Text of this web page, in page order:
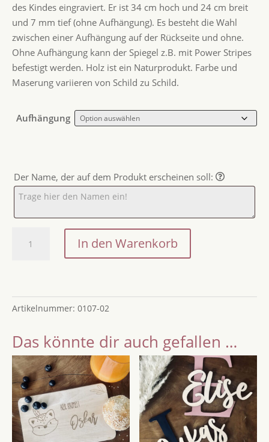
des Kindes eingraviert. Er ist 34 cm hoch und 24 cm breit
und 7 mm tief (ohne Aufhängung). Es besteht die Wahl
zwischen einer Aufhängung auf der Rückseite und ohne.
Ohne Aufhängung kann der Spiegel z.B. mit Power Stripes
befestigt werden. Holz ist ein Naturprodukt. Farbe und
Maserung variieren von Schild zu Schild.
Aufhängung
Der Name, der auf dem Produkt erscheinen soll:
Kinderzimmer
Spiegel
mit
Name
In den Warenkorb
Artikelnummer: 0107-02
Das könnte dir auch gefallen …